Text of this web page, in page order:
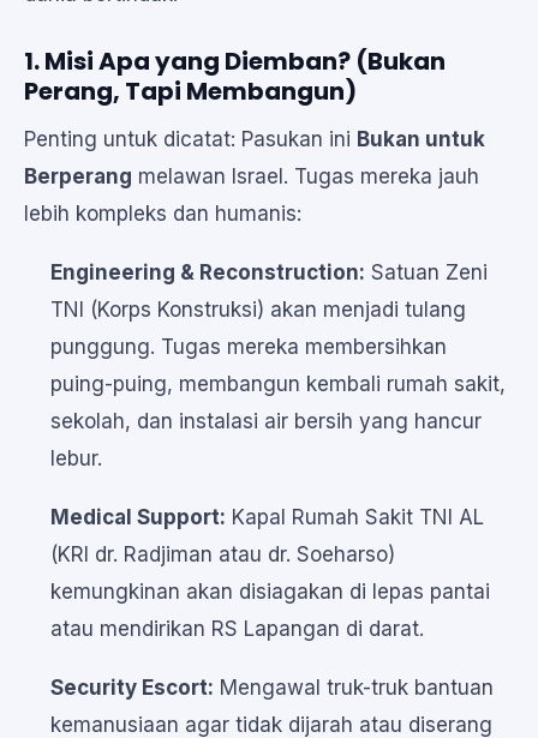
1. Misi Apa yang Diemban? (Bukan
Perang, Tapi Membangun)
Penting untuk dicatat: Pasukan ini Bukan untuk
Berperang melawan Israel. Tugas mereka jauh
lebih kompleks dan humanis:
Engineering & Reconstruction: Satuan Zeni
TNI (Korps Konstruksi) akan menjadi tulang
punggung. Tugas mereka membersihkan
puing-puing, membangun kembali rumah sakit,
sekolah, dan instalasi air bersih yang hancur
lebur.
Medical Support: Kapal Rumah Sakit TNI AL
(KRI dr. Radjiman atau dr. Soeharso)
kemungkinan akan disiagakan di lepas pantai
atau mendirikan RS Lapangan di darat.
Security Escort: Mengawal truk-truk bantuan
kemanusiaan agar tidak dijarah atau diserang